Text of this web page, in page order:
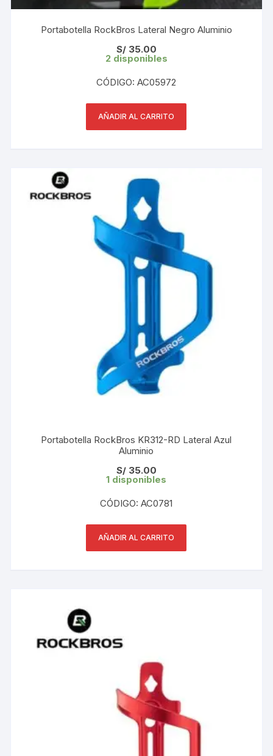
Portabotella RockBros Lateral Negro Aluminio
S/35.00
2 disponibles
CÓDIGO: AC05972
AÑADIR AL CARRITO
Portabotella RockBros KR312-RD Lateral Azul
Aluminio
S/35.00
1 disponibles
CÓDIGO: AC0781
AÑADIR AL CARRITO